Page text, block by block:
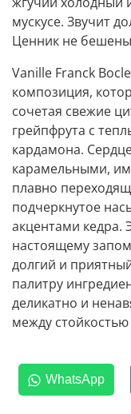
мускусе. Звучит
Ценник не
Vanille Franck
композиция,
сочетая свежие
грейпфрута с
кардамона.
карамельными,
плавно
подчеркнутое
акцентами кедра.
настоящему
долгий и
палитру
деликатно и
между
WhatsApp